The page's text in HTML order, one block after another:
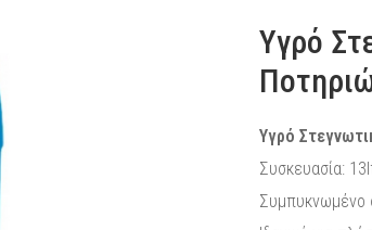
Υγρό
Υγρό
Συσκευασία:
Συμπυκνωμένο